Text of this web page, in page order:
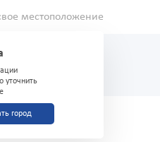
местоположение
уточнить
город